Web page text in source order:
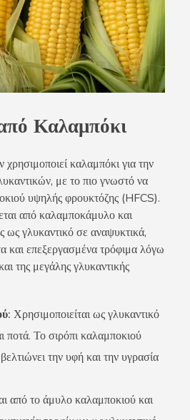
Καλαμπόκι
καλαμπόκι για την
με το πιο γνωστό να
υψηλής φρουκτόζης (HFCS).
από καλαμποκάμυλο και
ως γλυκαντικό σε αναψυκτικά,
και επεξεργασμένα τρόφιμα λόγω
της μεγάλης γλυκαντικής
Χρησιμοποιείται ως γλυκαντικό
ποτά. Το σιρόπι καλαμποκιού
την υφή και την υγρασία
από το άμυλο καλαμποκιού και